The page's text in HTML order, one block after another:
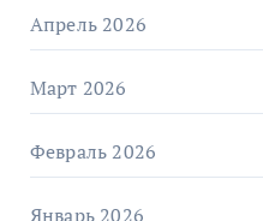
Апрель 2026
Март 2026
Февраль 2026
Январь 2026